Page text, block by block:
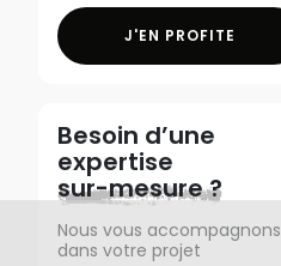
J'EN PROFITE
Besoin d’une
expertise
sur-mesure ?
Nous vous accompagnons
dans votre projet